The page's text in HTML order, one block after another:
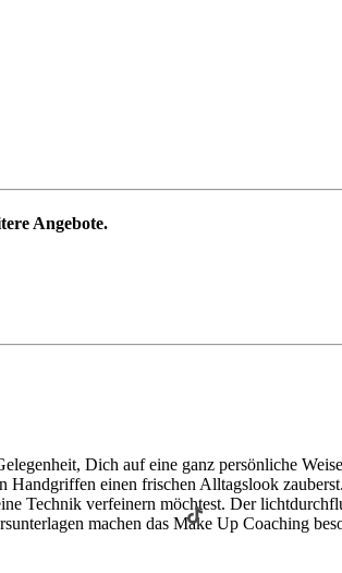
Angebote.
Dich auf eine ganz persönliche
einen frischen Alltagslook
Technik verfeinern möchtest. Der
machen das Make Up Coaching